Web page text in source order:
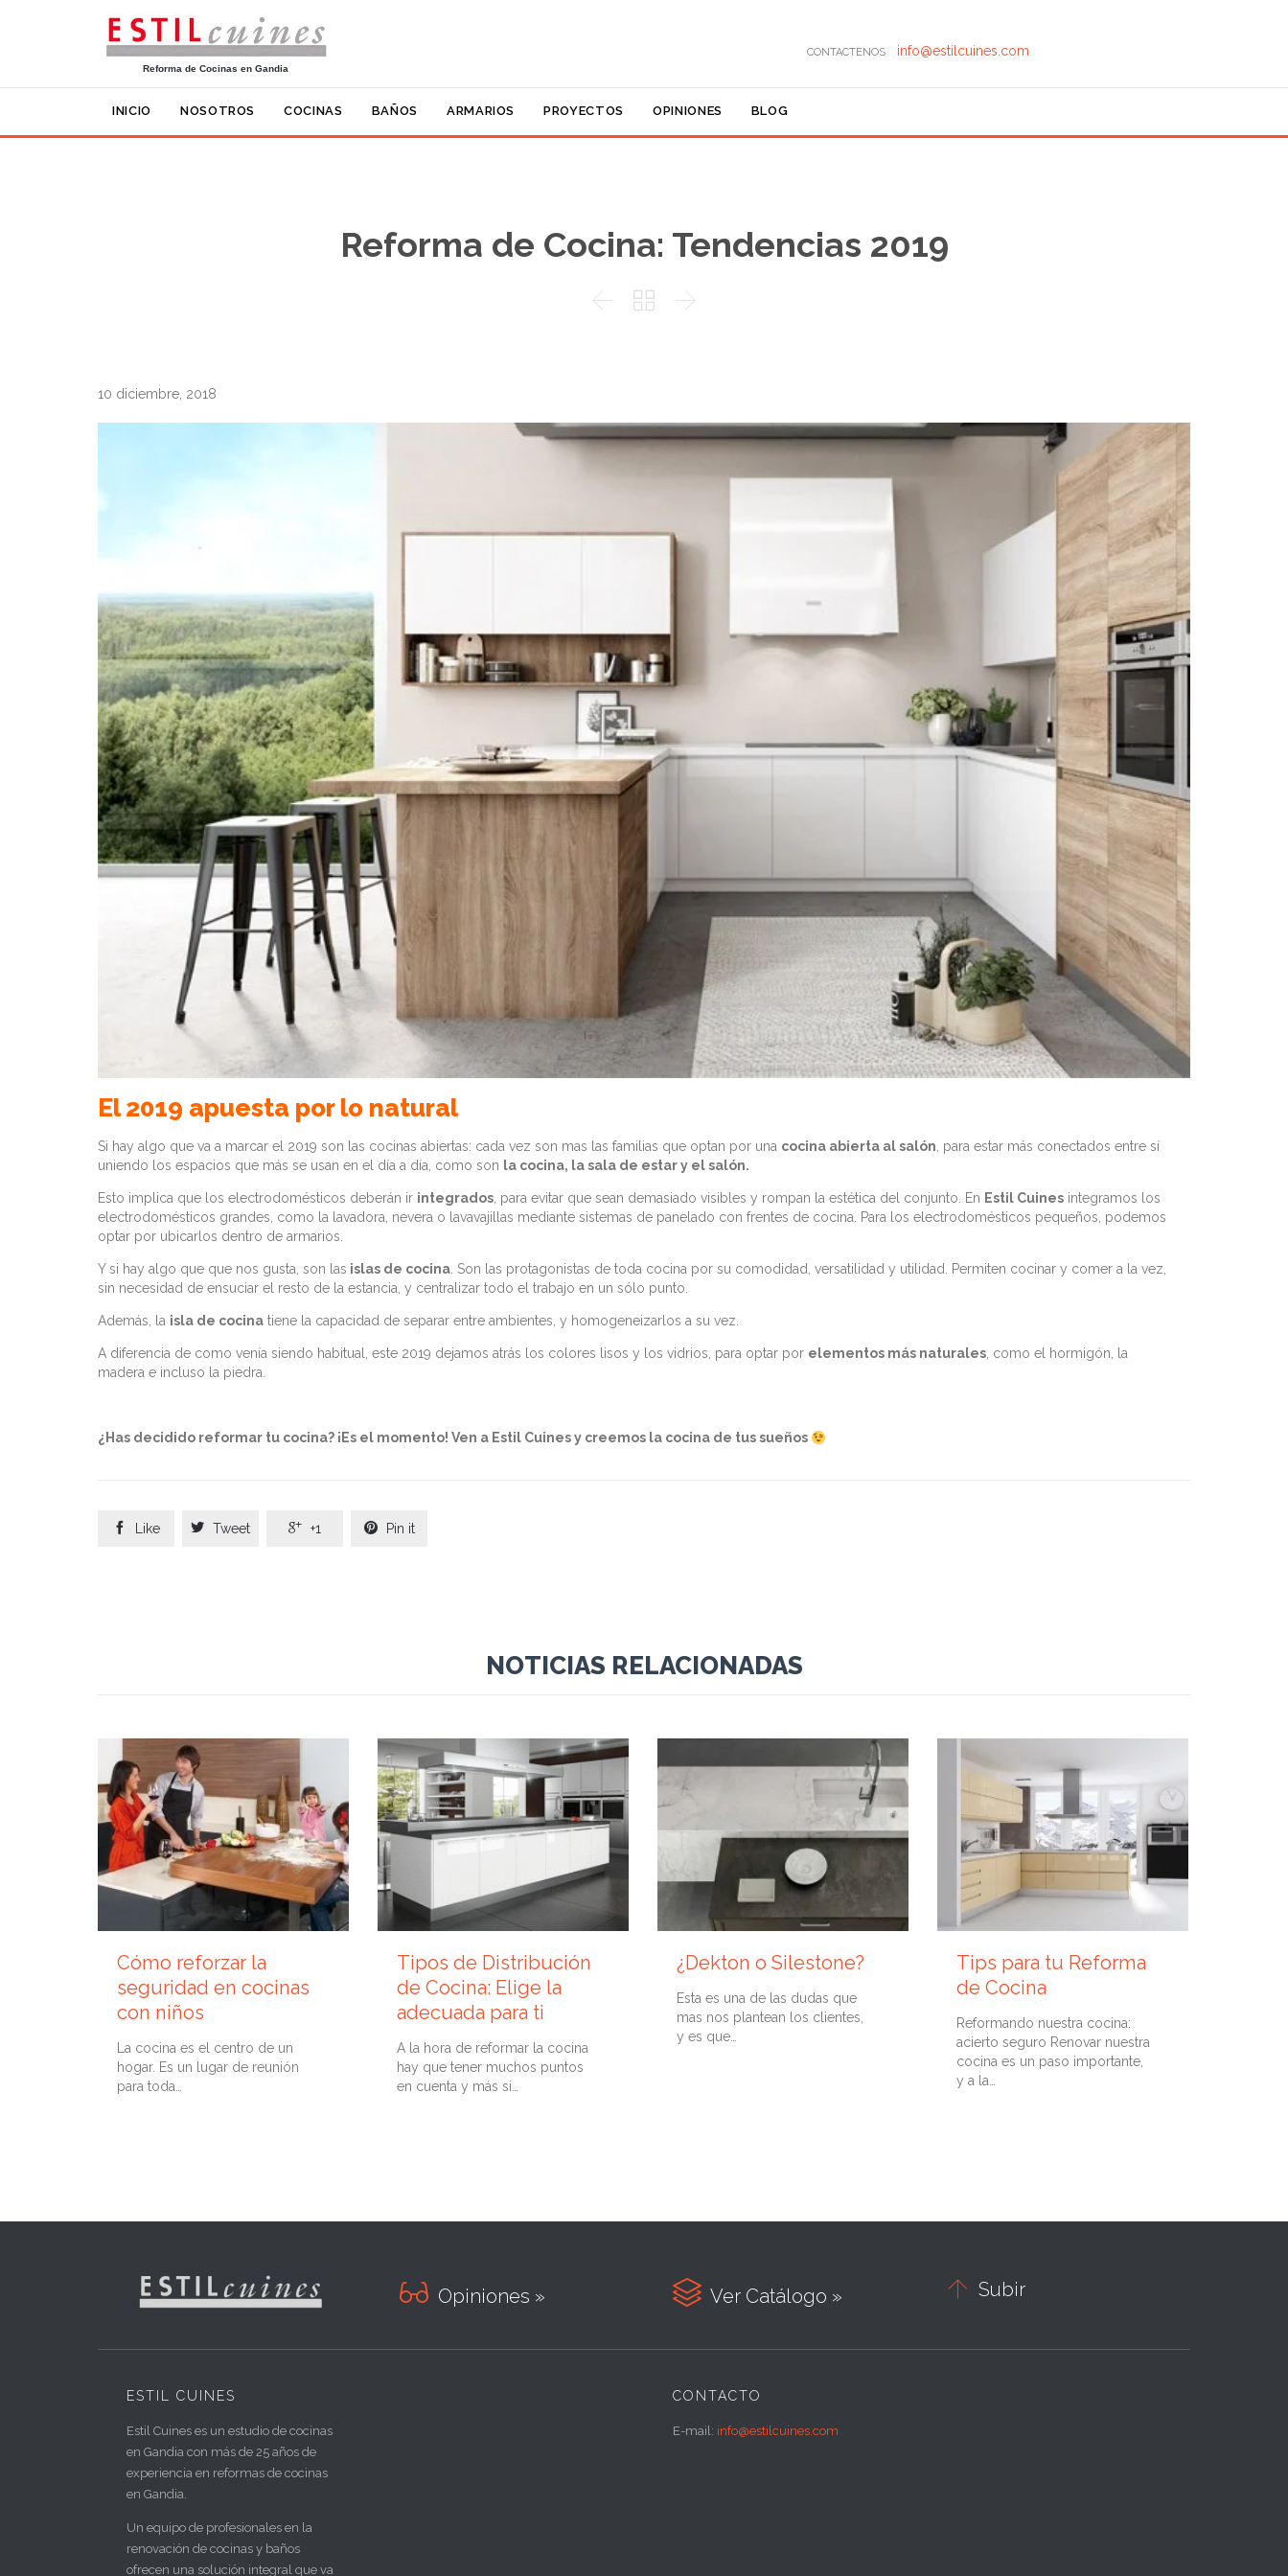
Reforma de Cocinas en Gandia
CONTACTENOS info@estilcuines.com
to
content
INICIO NOSOTROS COCINAS BAÑOS ARMARIOS PROYECTOS OPINIONES BLOG
Reforma de Cocina: Tendencias 2019
  
10 diciembre, 2018
El 2019 apuesta por lo natural
Si hay algo que va a marcar el 2019 son las cocinas abiertas: cada vez son mas las familias que optan por una cocina abierta al salón, para estar más conectados entre sí
uniendo los espacios que más se usan en el día a día, como son la cocina, la sala de estar y el salón.
Esto implica que los electrodomésticos deberán ir integrados, para evitar que sean demasiado visibles y rompan la estética del conjunto. En Estil Cuines integramos los
electrodomésticos grandes, como la lavadora, nevera o lavavajillas mediante sistemas de panelado con frentes de cocina. Para los electrodomésticos pequeños, podemos
optar por ubicarlos dentro de armarios.
Y si hay algo que que nos gusta, son las islas de cocina. Son las protagonistas de toda cocina por su comodidad, versatilidad y utilidad. Permiten cocinar y comer a la vez,
sin necesidad de ensuciar el resto de la estancia, y centralizar todo el trabajo en un sólo punto.
Además, la isla de cocina tiene la capacidad de separar entre ambientes, y homogeneizarlos a su vez.
A diferencia de como venía siendo habitual, este 2019 dejamos atrás los colores lisos y los vidrios, para optar por elementos más naturales, como el hormigón, la
madera e incluso la piedra.
¿Has decidido reformar tu cocina? ¡Es el momento! Ven a Estil Cuines y creemos la cocina de tus sueños
 Like  Tweet  +1  Pin it
NOTICIAS RELACIONADAS
Cómo reforzar la
seguridad en cocinas
con niños
La cocina es el centro de un
hogar. Es un lugar de reunión
para toda…
Tipos de Distribución
de Cocina: Elige la
adecuada para ti
A la hora de reformar la cocina
hay que tener muchos puntos
en cuenta y más si…
¿Dekton o Silestone?
Esta es una de las dudas que
mas nos plantean los clientes,
y es que…
Tips para tu Reforma
de Cocina
Reformando nuestra cocina:
acierto seguro Renovar nuestra
cocina es un paso importante,
y a la…
 Opiniones »  Ver Catálogo »  Subir
ESTIL CUINES
Estil Cuines es un estudio de cocinas
en Gandia con más de 25 años de
experiencia en reformas de cocinas
en Gandia.
Un equipo de profesionales en la
renovación de cocinas y baños
ofrecen una solución integral que va
CONTACTO
E-mail: info@estilcuines.com